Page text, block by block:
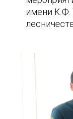
имени К.Ф.